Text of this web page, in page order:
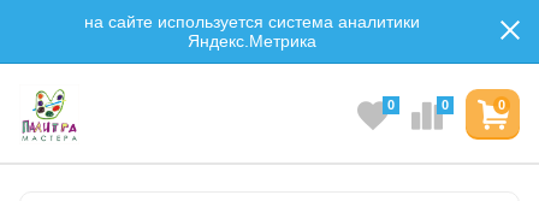
на сайте используется система аналитики
Яндекс.Метрика
0
0 0